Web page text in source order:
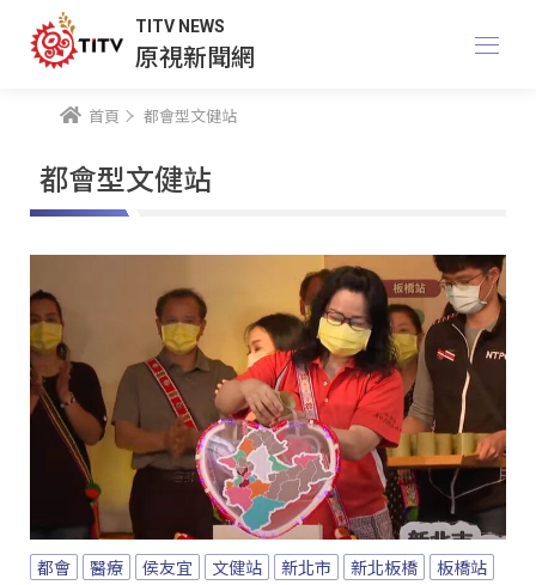
TITV NEWS
原視新聞網
首頁 都會型文健站
都會型文健站
都會 醫療 侯友宜 文健站 新北市 新北板橋
板橋站